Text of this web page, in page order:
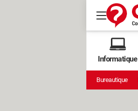
Informatique
Bureautique